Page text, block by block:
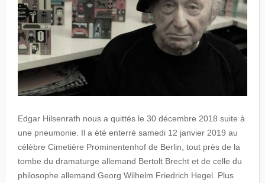
Edgar Hilsenrath nous a quittés le 30 décembre 2018 suite à
une pneumonie. Il a été enterré samedi 12 janvier 2019 au
célèbre Cimetière Prominentenhof de Berlin, tout près de la
tombe du dramaturge allemand Bertolt Brecht et de celle du
philosophe allemand Georg Wilhelm Friedrich Hegel. Plus